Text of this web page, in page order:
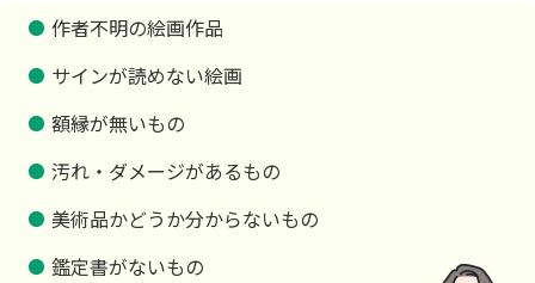
作者不明の絵画作品
サインが読めない絵画
額縁が無いもの
汚れ・ダメージがあるもの
美術品かどうか分からないもの
鑑定書がないもの